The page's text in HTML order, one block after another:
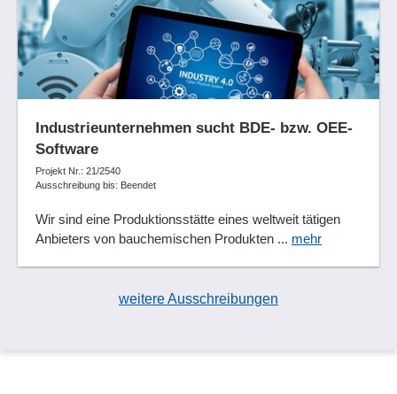
Industrieunternehmen sucht BDE- bzw. OEE-
Software
Projekt Nr.: 21/2540
Ausschreibung bis: Beendet
Wir sind eine Produktionsstätte eines weltweit tätigen
Anbieters von bauchemischen Produkten ... mehr
weitere Ausschreibungen